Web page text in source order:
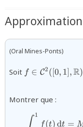
(Oral Mines-Ponts)
Soit f ∈ C2 ([0, 1],R)
Montrer que :
1
f(t)dt =